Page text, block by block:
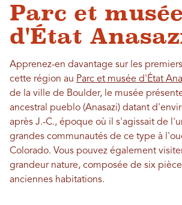
Parc et musée
d'État
Apprenez-en davantage sur les
cette région au Parc et musée d'État
de la ville de Boulder, le musée
ancestral pueblo (Anasazi) datant
après J.-C., époque où il s'agissait de
grandes communautés de ce type à
Colorado. Vous pouvez également
grandeur nature, composée de six
anciennes habitations.